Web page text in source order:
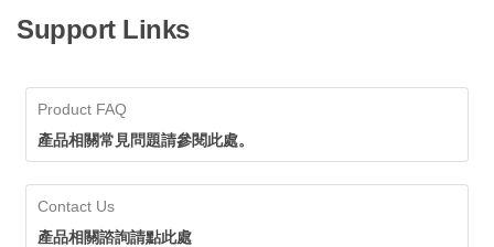
Support Links
Product FAQ
產品相關常見問題請參閱此處。
Contact Us
產品相關諮詢請點此處